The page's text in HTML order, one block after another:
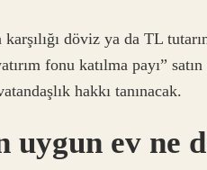
döviz ya da TL
fonu katılma payı”
hakkı tanınacak.
uygun ev ne